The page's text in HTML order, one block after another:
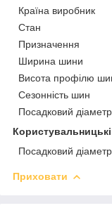
Країна виробник
Стан
Призначення
Ширина шини
Висота профілю
Сезонність шин
Посадковий
Посадковий
Приховати